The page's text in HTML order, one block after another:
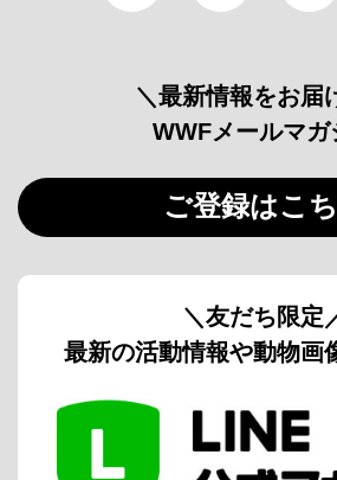
＼最新情報をお届
WWFメールマガ
ご登録はこ
＼友だち限定
最新の活動情報や動物画